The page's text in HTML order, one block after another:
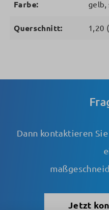
Farbe: gelb,
Querschnitt: 1,20
Dann kontaktieren
Jetzt